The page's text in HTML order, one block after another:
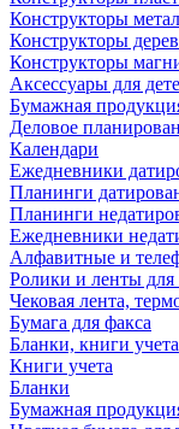
Конструкторы
Конструкторы
Конструкторы
Аксессуары для
Бумажная
Деловое
Календари
Ежедневники
Планинги
Планинги
Ежедневники
Алфавитные и
Ролики и ленты
Чековая лента,
Бумага для факса
Бланки, книги учета
Книги учета
Бланки
Бумажная